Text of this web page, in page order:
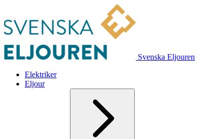
Svenska Eljouren
Elektriker
Eljour